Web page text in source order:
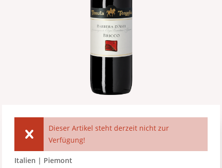
Dieser Artikel steht derzeit nicht zur
Verfügung!
Italien | Piemont